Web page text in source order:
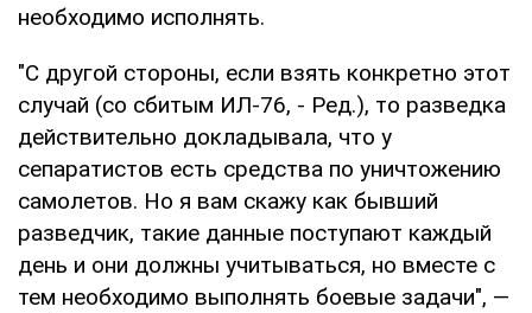
необходимо исполнять.
"С другой стороны, если взять конкретно этот
случай (со сбитым ИЛ-76, - Ред.), то разведка
действительно докладывала, что у
сепаратистов есть средства по уничтожению
самолетов. Но я вам скажу как бывший
разведчик, такие данные поступают каждый
день и они должны учитываться, но вместе с
тем необходимо выполнять боевые задачи", —